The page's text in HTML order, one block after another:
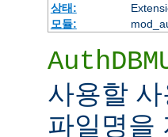
상태:
모듈:
사용할
파일명을